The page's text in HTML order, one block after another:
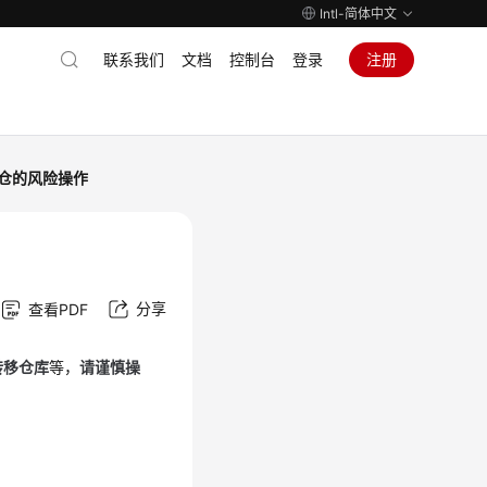
Intl-简体中文
联系我们 文档 控制台 登录 注册
的风险操作
查看PDF 分享
移仓库等，请谨慎操